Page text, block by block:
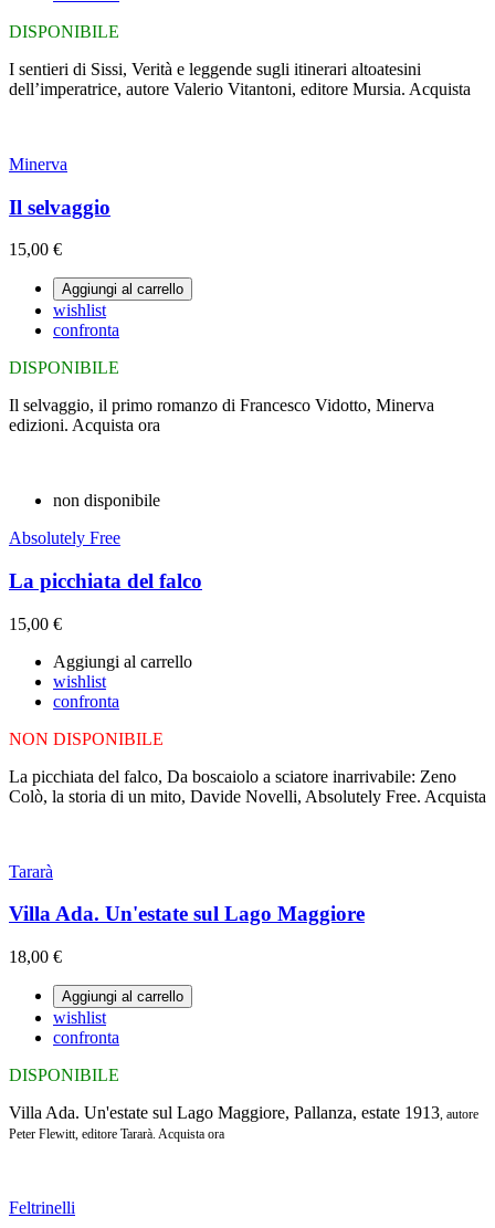
DISPONIBILE
I sentieri di Sissi, Verità e leggende sugli itinerari altoatesini
dell’imperatrice, autore Valerio Vitantoni, editore Mursia. Acquista
Minerva
Il selvaggio
15,00 €
Aggiungi al carrello
wishlist
confronta
DISPONIBILE
Il selvaggio, il primo romanzo di Francesco Vidotto, Minerva
edizioni. Acquista ora
non disponibile
Absolutely Free
La picchiata del falco
15,00 €
Aggiungi al carrello
wishlist
confronta
NON DISPONIBILE
La picchiata del falco, Da boscaiolo a sciatore inarrivabile: Zeno
Colò, la storia di un mito, Davide Novelli, Absolutely Free. Acquista
Tararà
Villa Ada. Un'estate sul Lago Maggiore
18,00 €
Aggiungi al carrello
wishlist
confronta
DISPONIBILE
Villa Ada. Un'estate sul Lago Maggiore, Pallanza, estate 1913, autore
Peter Flewitt, editore Tararà. Acquista ora
Feltrinelli